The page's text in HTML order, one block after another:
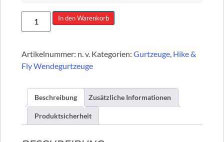
In den Warenkorb
Artikelnummer: n. v. Kategorien: Gurtzeuge, Hike &
Fly Wendegurtzeuge
Beschreibung Zusätzliche Informationen
Produktsicherheit